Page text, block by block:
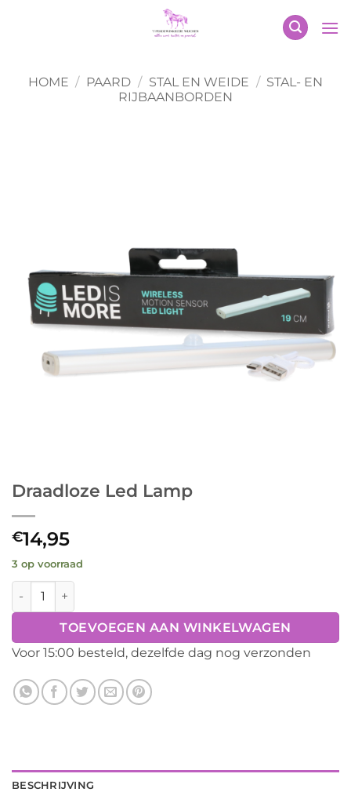
HOME / PAARD / STAL EN WEIDE / STAL- EN
RIJBAANBORDEN
Draadloze Led Lamp
€14,95
3 op voorraad
Draadloze Led Lamp aantal
TOEVOEGEN AAN WINKELWAGEN
Voor 15:00 besteld, dezelfde dag nog verzonden
BESCHRIJVING